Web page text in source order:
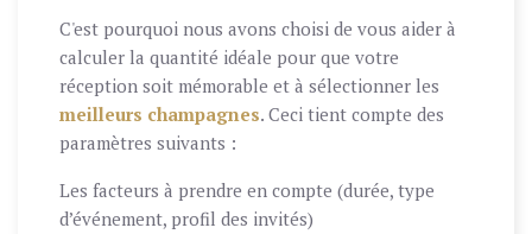
C'est pourquoi nous avons choisi de vous aider à
calculer la quantité idéale pour que votre
réception soit mémorable et à sélectionner les
meilleurs champagnes. Ceci tient compte des
paramètres suivants :
Les facteurs à prendre en compte (durée, type
d’événement, profil des invités)